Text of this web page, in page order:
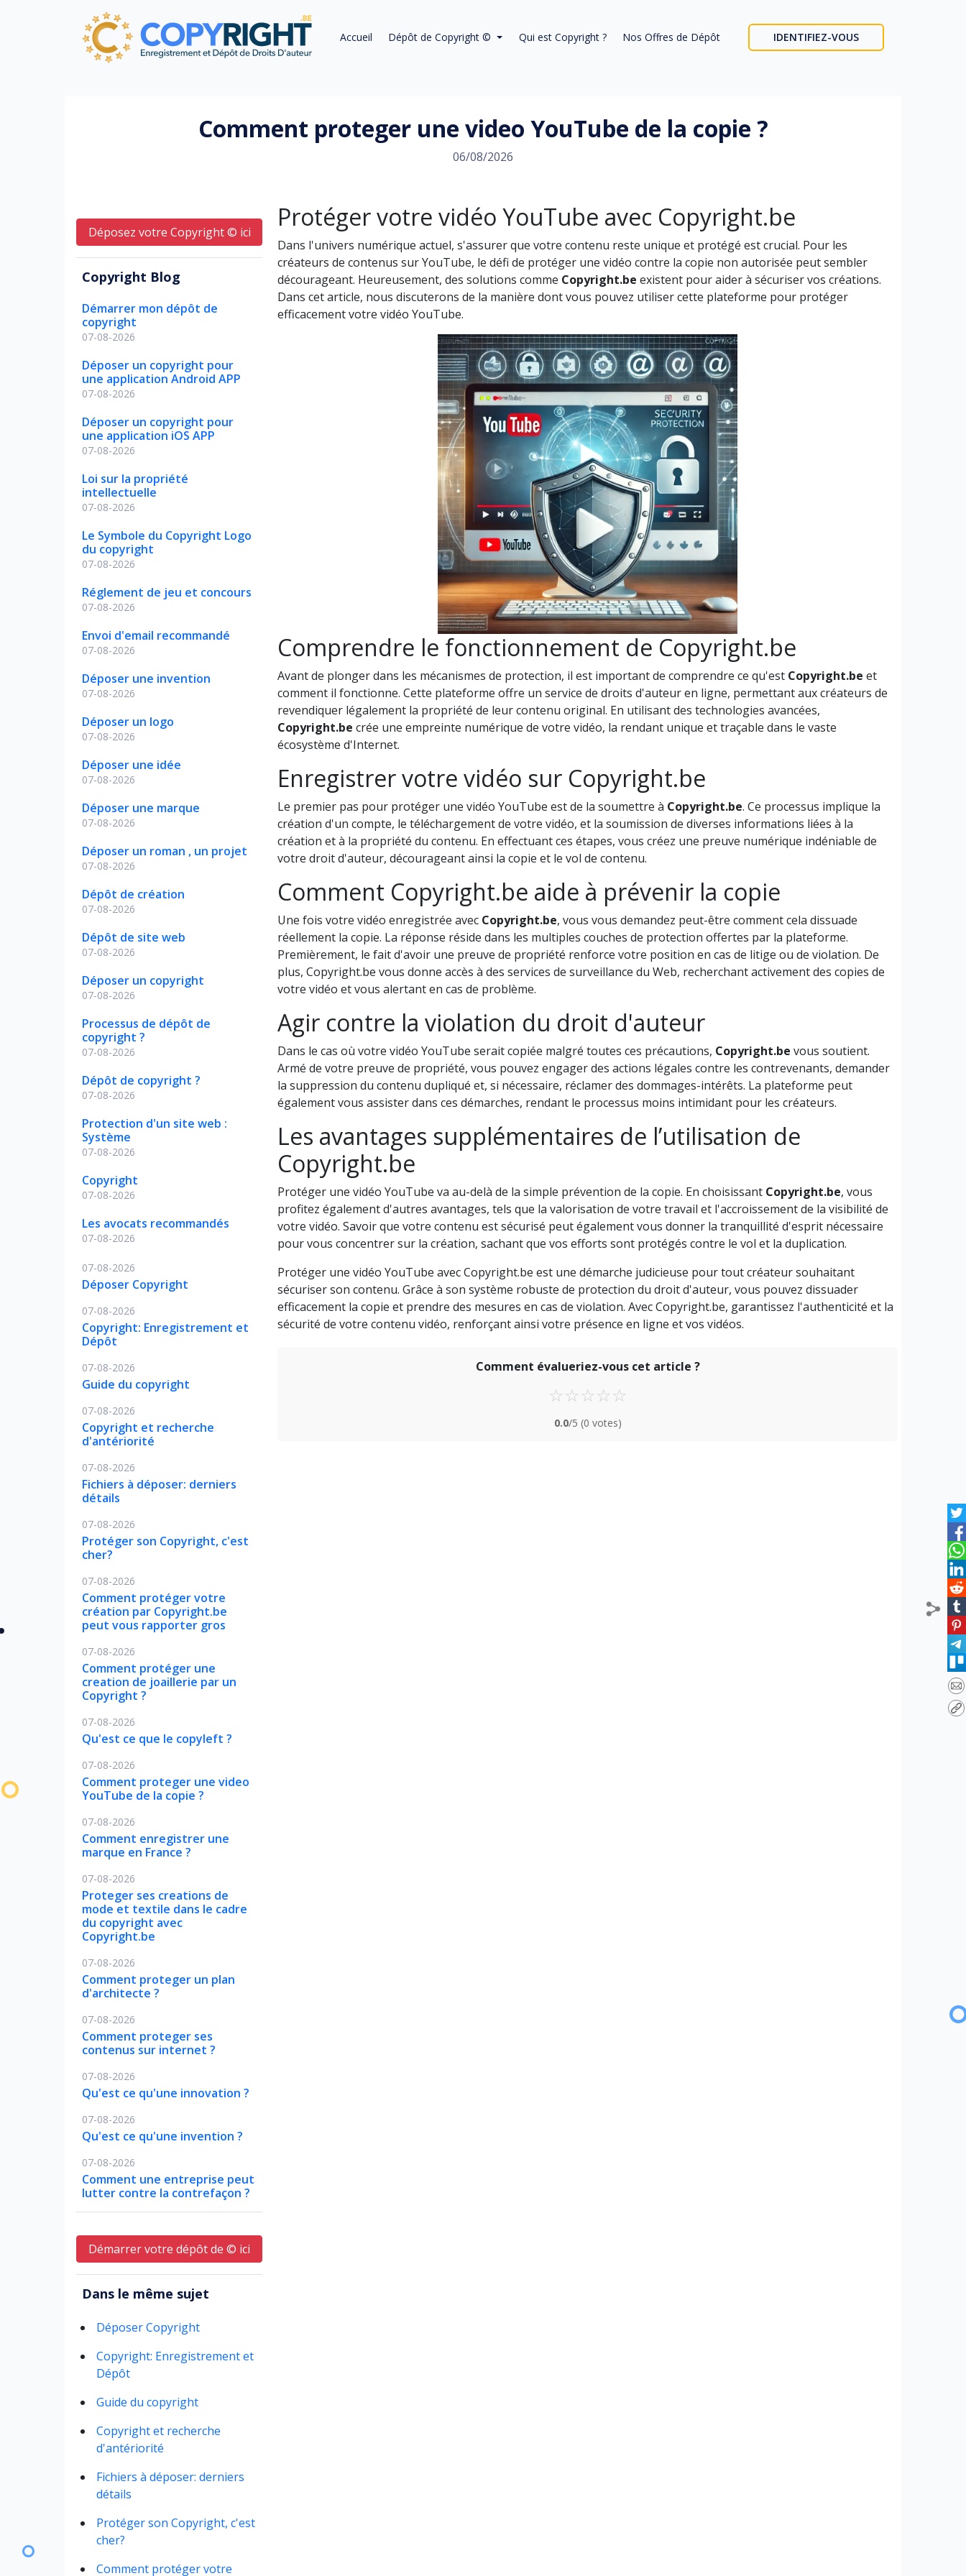
Accueil Dépôt de Copyright © Qui est Copyright ? Nos Offres de Dépôt IDENTIFIEZ-VOUS
Comment proteger une video YouTube de la copie ?
06/08/2026
Déposez votre Copyright © ici
Copyright Blog
Démarrer mon dépôt de
copyright
07-08-2026
Déposer un copyright pour
une application Android APP
07-08-2026
Déposer un copyright pour
une application iOS APP
07-08-2026
Loi sur la propriété
intellectuelle
07-08-2026
Le Symbole du Copyright Logo
du copyright
07-08-2026
Réglement de jeu et concours
07-08-2026
Envoi d'email recommandé
07-08-2026
Déposer une invention
07-08-2026
Déposer un logo
07-08-2026
Déposer une idée
07-08-2026
Déposer une marque
07-08-2026
Déposer un roman , un projet
07-08-2026
Dépôt de création
07-08-2026
Dépôt de site web
07-08-2026
Déposer un copyright
07-08-2026
Processus de dépôt de
copyright ?
07-08-2026
Dépôt de copyright ?
07-08-2026
Protection d'un site web :
Système
07-08-2026
Copyright
07-08-2026
Les avocats recommandés
07-08-2026
07-08-2026
Déposer Copyright
07-08-2026
Copyright: Enregistrement et
Dépôt
07-08-2026
Guide du copyright
07-08-2026
Copyright et recherche
d'antériorité
07-08-2026
Fichiers à déposer: derniers
détails
07-08-2026
Protéger son Copyright, c'est
cher?
07-08-2026
Comment protéger votre
création par Copyright.be
peut vous rapporter gros
07-08-2026
Comment protéger une
creation de joaillerie par un
Copyright ?
07-08-2026
Qu'est ce que le copyleft ?
07-08-2026
Comment proteger une video
YouTube de la copie ?
07-08-2026
Comment enregistrer une
marque en France ?
07-08-2026
Proteger ses creations de
mode et textile dans le cadre
du copyright avec
Copyright.be
07-08-2026
Comment proteger un plan
d'architecte ?
07-08-2026
Comment proteger ses
contenus sur internet ?
07-08-2026
Qu'est ce qu'une innovation ?
07-08-2026
Qu'est ce qu'une invention ?
07-08-2026
Comment une entreprise peut
lutter contre la contrefaçon ?
Démarrer votre dépôt de © ici
Dans le même sujet
Déposer Copyright
Copyright: Enregistrement et
Dépôt
Guide du copyright
Copyright et recherche
d'antériorité
Fichiers à déposer: derniers
détails
Protéger son Copyright, c'est
cher?
Comment protéger votre
Protéger votre vidéo YouTube avec Copyright.be
Dans l'univers numérique actuel, s'assurer que votre contenu reste unique et protégé est crucial. Pour les
créateurs de contenus sur YouTube, le défi de protéger une vidéo contre la copie non autorisée peut sembler
décourageant. Heureusement, des solutions comme Copyright.be existent pour aider à sécuriser vos créations.
Dans cet article, nous discuterons de la manière dont vous pouvez utiliser cette plateforme pour protéger
efficacement votre vidéo YouTube.
Comprendre le fonctionnement de Copyright.be
Avant de plonger dans les mécanismes de protection, il est important de comprendre ce qu'est Copyright.be et
comment il fonctionne. Cette plateforme offre un service de droits d'auteur en ligne, permettant aux créateurs de
revendiquer légalement la propriété de leur contenu original. En utilisant des technologies avancées,
Copyright.be crée une empreinte numérique de votre vidéo, la rendant unique et traçable dans le vaste
écosystème d'Internet.
Enregistrer votre vidéo sur Copyright.be
Le premier pas pour protéger une vidéo YouTube est de la soumettre à Copyright.be. Ce processus implique la
création d'un compte, le téléchargement de votre vidéo, et la soumission de diverses informations liées à la
création et à la propriété du contenu. En effectuant ces étapes, vous créez une preuve numérique indéniable de
votre droit d'auteur, décourageant ainsi la copie et le vol de contenu.
Comment Copyright.be aide à prévenir la copie
Une fois votre vidéo enregistrée avec Copyright.be, vous vous demandez peut-être comment cela dissuade
réellement la copie. La réponse réside dans les multiples couches de protection offertes par la plateforme.
Premièrement, le fait d'avoir une preuve de propriété renforce votre position en cas de litige ou de violation. De
plus, Copyright.be vous donne accès à des services de surveillance du Web, recherchant activement des copies de
votre vidéo et vous alertant en cas de problème.
Agir contre la violation du droit d'auteur
Dans le cas où votre vidéo YouTube serait copiée malgré toutes ces précautions, Copyright.be vous soutient.
Armé de votre preuve de propriété, vous pouvez engager des actions légales contre les contrevenants, demander
la suppression du contenu dupliqué et, si nécessaire, réclamer des dommages-intérêts. La plateforme peut
également vous assister dans ces démarches, rendant le processus moins intimidant pour les créateurs.
Les avantages supplémentaires de l’utilisation de
Copyright.be
Protéger une vidéo YouTube va au-delà de la simple prévention de la copie. En choisissant Copyright.be, vous
profitez également d'autres avantages, tels que la valorisation de votre travail et l'accroissement de la visibilité de
votre vidéo. Savoir que votre contenu est sécurisé peut également vous donner la tranquillité d'esprit nécessaire
pour vous concentrer sur la création, sachant que vos efforts sont protégés contre le vol et la duplication.
Protéger une vidéo YouTube avec Copyright.be est une démarche judicieuse pour tout créateur souhaitant
sécuriser son contenu. Grâce à son système robuste de protection du droit d'auteur, vous pouvez dissuader
efficacement la copie et prendre des mesures en cas de violation. Avec Copyright.be, garantissez l'authenticité et la
sécurité de votre contenu vidéo, renforçant ainsi votre présence en ligne et vos vidéos.
Comment évalueriez-vous cet article ?
☆☆☆☆☆
0.0/5 (0 votes)